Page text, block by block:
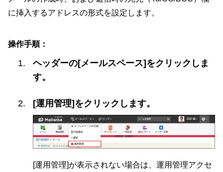
に挿入するアドレスの形式を設定します。
操作手順：
ヘッダーの[メールスペース]をクリックしま
す。
[運用管理]をクリックします。
[運用管理]が表示されない場合は、運用管理アクセ